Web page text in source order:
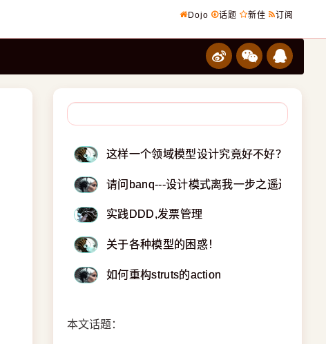
Dojo 话题 新佳 订阅
这样一个领域模型设计究竟好不好？
请问banq---设计模式离我一步之遥还是十万
实践DDD,发票管理
关于各种模型的困惑！
如何重构struts的action
本文话题：